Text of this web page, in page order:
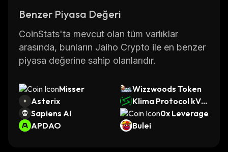
Benzer Piyasa Değeri
CoinStats'ta mevcut olan tüm varlıklar
arasında, bunların Jaiho Crypto ile en benzer
piyasa değerine sahip olanlarıdır.
Misser
Wizzwoods Token
Asterix
Klima Protocol kVC
M
Sapiens AI
0x Leverage
APDAO
Bulei